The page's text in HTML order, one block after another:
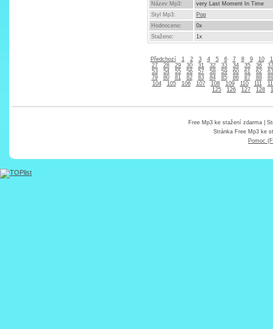
Název Mp3:
very Last Moment In Time
Styl Mp3:
Pop
Hodnoceno:
0x
Staženo:
1x
Předchozí 1 2 3 4 5 6 7 8 9 10
27
28 29 30 31 32 33 34 35 36
37
53
54 55 56 57 58 59 60 61 62
63
79
80 81 82 83 84 85 86 87 88
89
104
105 106 107 108 109 110 111
125
126 127 128
Free Mp3 ke stažení zdarma|
Stránka Free Mp3 ke
Pomoc